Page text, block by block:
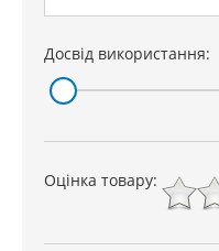
Досвід використання:
Оцінка товару: